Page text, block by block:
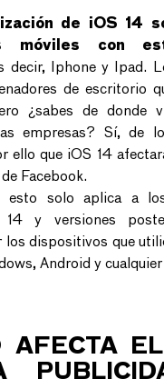
de iOS 14
móviles con
decir, Iphone y Ipad.
de escritorio
¿sabes de donde
empresas? Sí, de
ello que iOS 14
Facebook.
esto solo aplica a
14 y versiones
los dispositivos que
Android y
AFECTA